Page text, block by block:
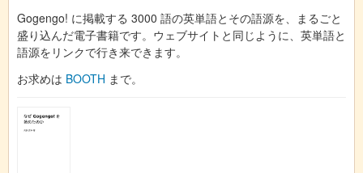
Gogengo! に掲載する 3000 語の英単語とその語源を、まるごと
盛り込んだ電子書籍です。ウェブサイトと同じように、英単語と
語源をリンクで行き来できます。
お求めは BOOTH まで。